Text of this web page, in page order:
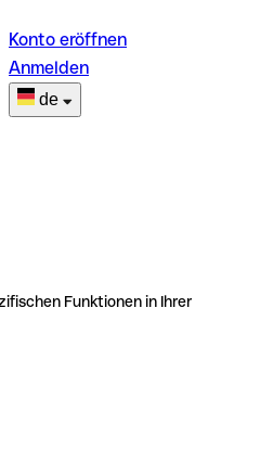
Konto eröffnen
Anmelden
de
Funktionen in Ihrer